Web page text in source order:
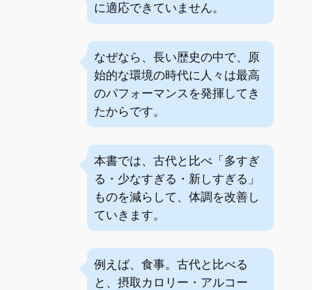
に適応できていません。
なぜなら、長い歴史の中で、原
始的な環境の時代に人々は最高
のパフォーマンスを発揮してき
たからです。
本書では、古代と比べ「多すぎ
る・少なすぎる・新しすぎる」
ものを減らして、体調を改善し
ていきます。
例えば、食事。古代と比べる
と、摂取カロリー・アルコー